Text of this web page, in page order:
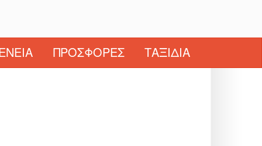
ΠΡΟΣΦΟΡΈΣ ΤΑΞΊΔΙΑ